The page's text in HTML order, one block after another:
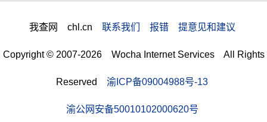
我查网 chl.cn 联系我们 报错 提意见和建议
Copyright © 2007-2026 Wocha Internet Services All Rights
Reserved 渝ICP备09004988号-13
渝公网安备50010102000620号